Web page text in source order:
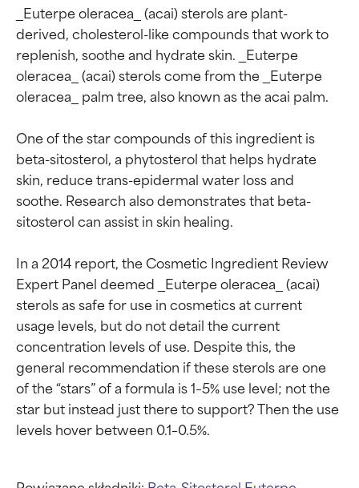
_Euterpe oleracea_ (acai) sterols are plant-
derived, cholesterol-like compounds that work to
replenish, soothe and hydrate skin. _Euterpe
oleracea_ (acai) sterols come from the _Euterpe
oleracea_ palm tree, also known as the acai palm.
One of the star compounds of this ingredient is
beta-sitosterol, a phytosterol that helps hydrate
skin, reduce trans-epidermal water loss and
soothe. Research also demonstrates that beta-
sitosterol can assist in skin healing.
In a 2014 report, the Cosmetic Ingredient Review
Expert Panel deemed _Euterpe oleracea_ (acai)
sterols as safe for use in cosmetics at current
usage levels, but do not detail the current
concentration levels of use. Despite this, the
general recommendation if these sterols are one
of the “stars” of a formula is 1–5% use level; not the
star but instead just there to support? Then the use